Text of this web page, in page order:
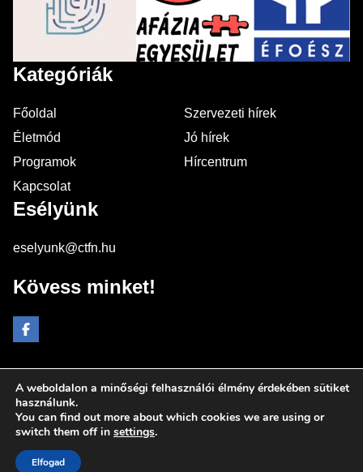
Kategóriák
Főoldal
Szervezeti hírek
Életmód
Jó hírek
Programok
Hírcentrum
Kapcsolat
Esélyünk
eselyunk@ctfn.hu
Kövess minket!
Copyright © 2024 eselyunk.hu. Minden jog fenntartva.
Általános Szerződési Feltételek
Adatkezelési Nyilatkozat
A weboldalon a minőségi felhasználói élmény érdekében sütiket
használunk.
You can find out more about which cookies we are using or
switch them off in settings.
Elfogad